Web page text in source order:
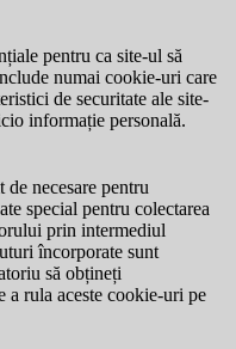
pentru ca site-ul să
numai cookie-uri care
de securitate ale site-
informație personală.
necesare pentru
special pentru colectarea
prin intermediul
încorporate sunt
să obțineți
rula aceste cookie-uri pe